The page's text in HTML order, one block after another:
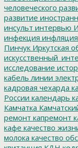
человеческого
развитие
инсульт интервью
инфекция инфляция
Пинчук Иркутская
исследование
кабель линии
кадровая чехарда
России календарь
Камчатка
ремонт капремонт
кафе качество
молока качество